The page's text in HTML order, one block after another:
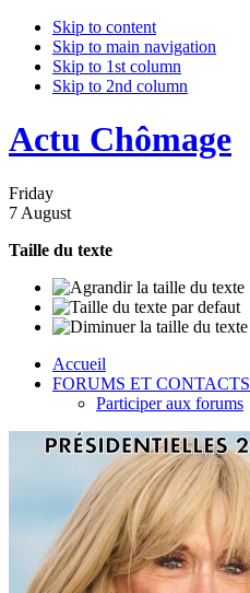
Skip to content
Skip to main navigation
Skip to 1st column
Skip to 2nd column
Actu Chômage
Friday
7 August
Taille du texte
Accueil
FORUMS ET CONTACTS
Participer aux forums